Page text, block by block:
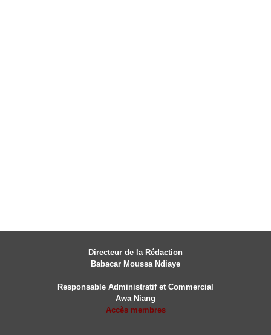
Directeur de la Rédaction
Babacar Moussa Ndiaye
Responsable Administratif et Commercial
Awa Niang
Accès membres